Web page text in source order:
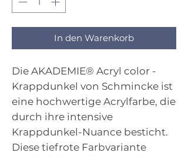
In den Warenkorb
Die AKADEMIE® Acryl color -
Krappdunkel von Schmincke ist
eine hochwertige Acrylfarbe, die
durch ihre intensive
Krappdunkel-Nuance besticht.
Diese tiefrote Farbvariante